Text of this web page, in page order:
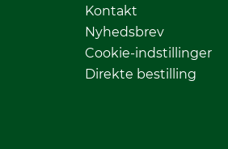
Kontakt
Nyhedsbrev
Cookie-indstillinger
Direkte bestilling